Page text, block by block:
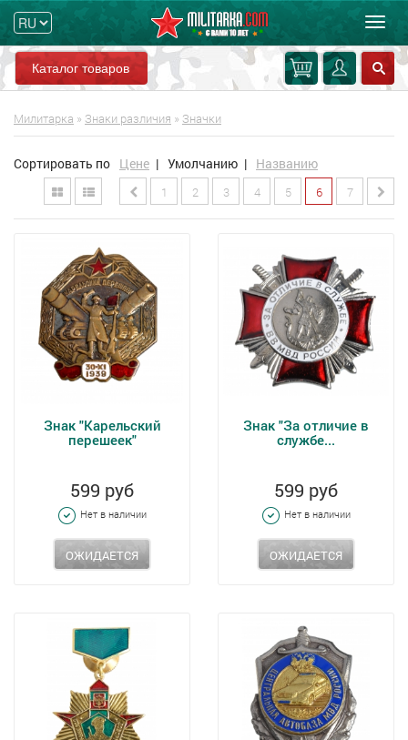
Каталог товаров
Милитарка » Знаки различия » Значки
Сортировать по Цене | Умолчанию | Названию
1 2 3 4 5 6 7
Знак "Карельский
перешеек"
599 руб
Нет в наличии
ОЖИДАЕТСЯ
Знак "За отличие в
службе...
599 руб
Нет в наличии
ОЖИДАЕТСЯ